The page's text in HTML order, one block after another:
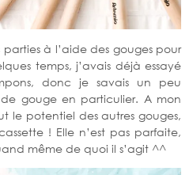
parties à l’aide des gouges pour
temps, j’avais déjà essayé
donc je savais un peu
gouge en particulier. A mon
le potentiel des autres gouges,
! Elle n’est pas parfaite,
même de quoi il s’agit ^^